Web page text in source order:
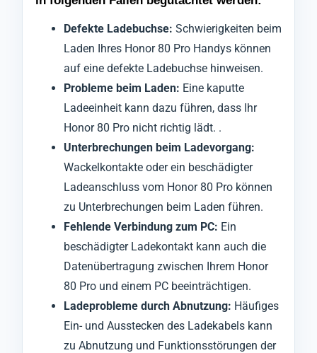
Defekte Ladebuchse: Schwierigkeiten beim
Laden Ihres Honor 80 Pro Handys können
auf eine defekte Ladebuchse hinweisen.
Probleme beim Laden: Eine kaputte
Ladeeinheit kann dazu führen, dass Ihr
Honor 80 Pro nicht richtig lädt. .
Unterbrechungen beim Ladevorgang:
Wackelkontakte oder ein beschädigter
Ladeanschluss vom Honor 80 Pro können
zu Unterbrechungen beim Laden führen.
Fehlende Verbindung zum PC: Ein
beschädigter Ladekontakt kann auch die
Datenübertragung zwischen Ihrem Honor
80 Pro und einem PC beeinträchtigen.
Ladeprobleme durch Abnutzung: Häufiges
Ein- und Ausstecken des Ladekabels kann
zu Abnutzung und Funktionsstörungen der